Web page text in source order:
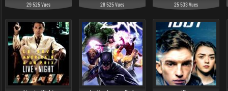
29 525 Vues 28 525 Vues 25 533 Vues